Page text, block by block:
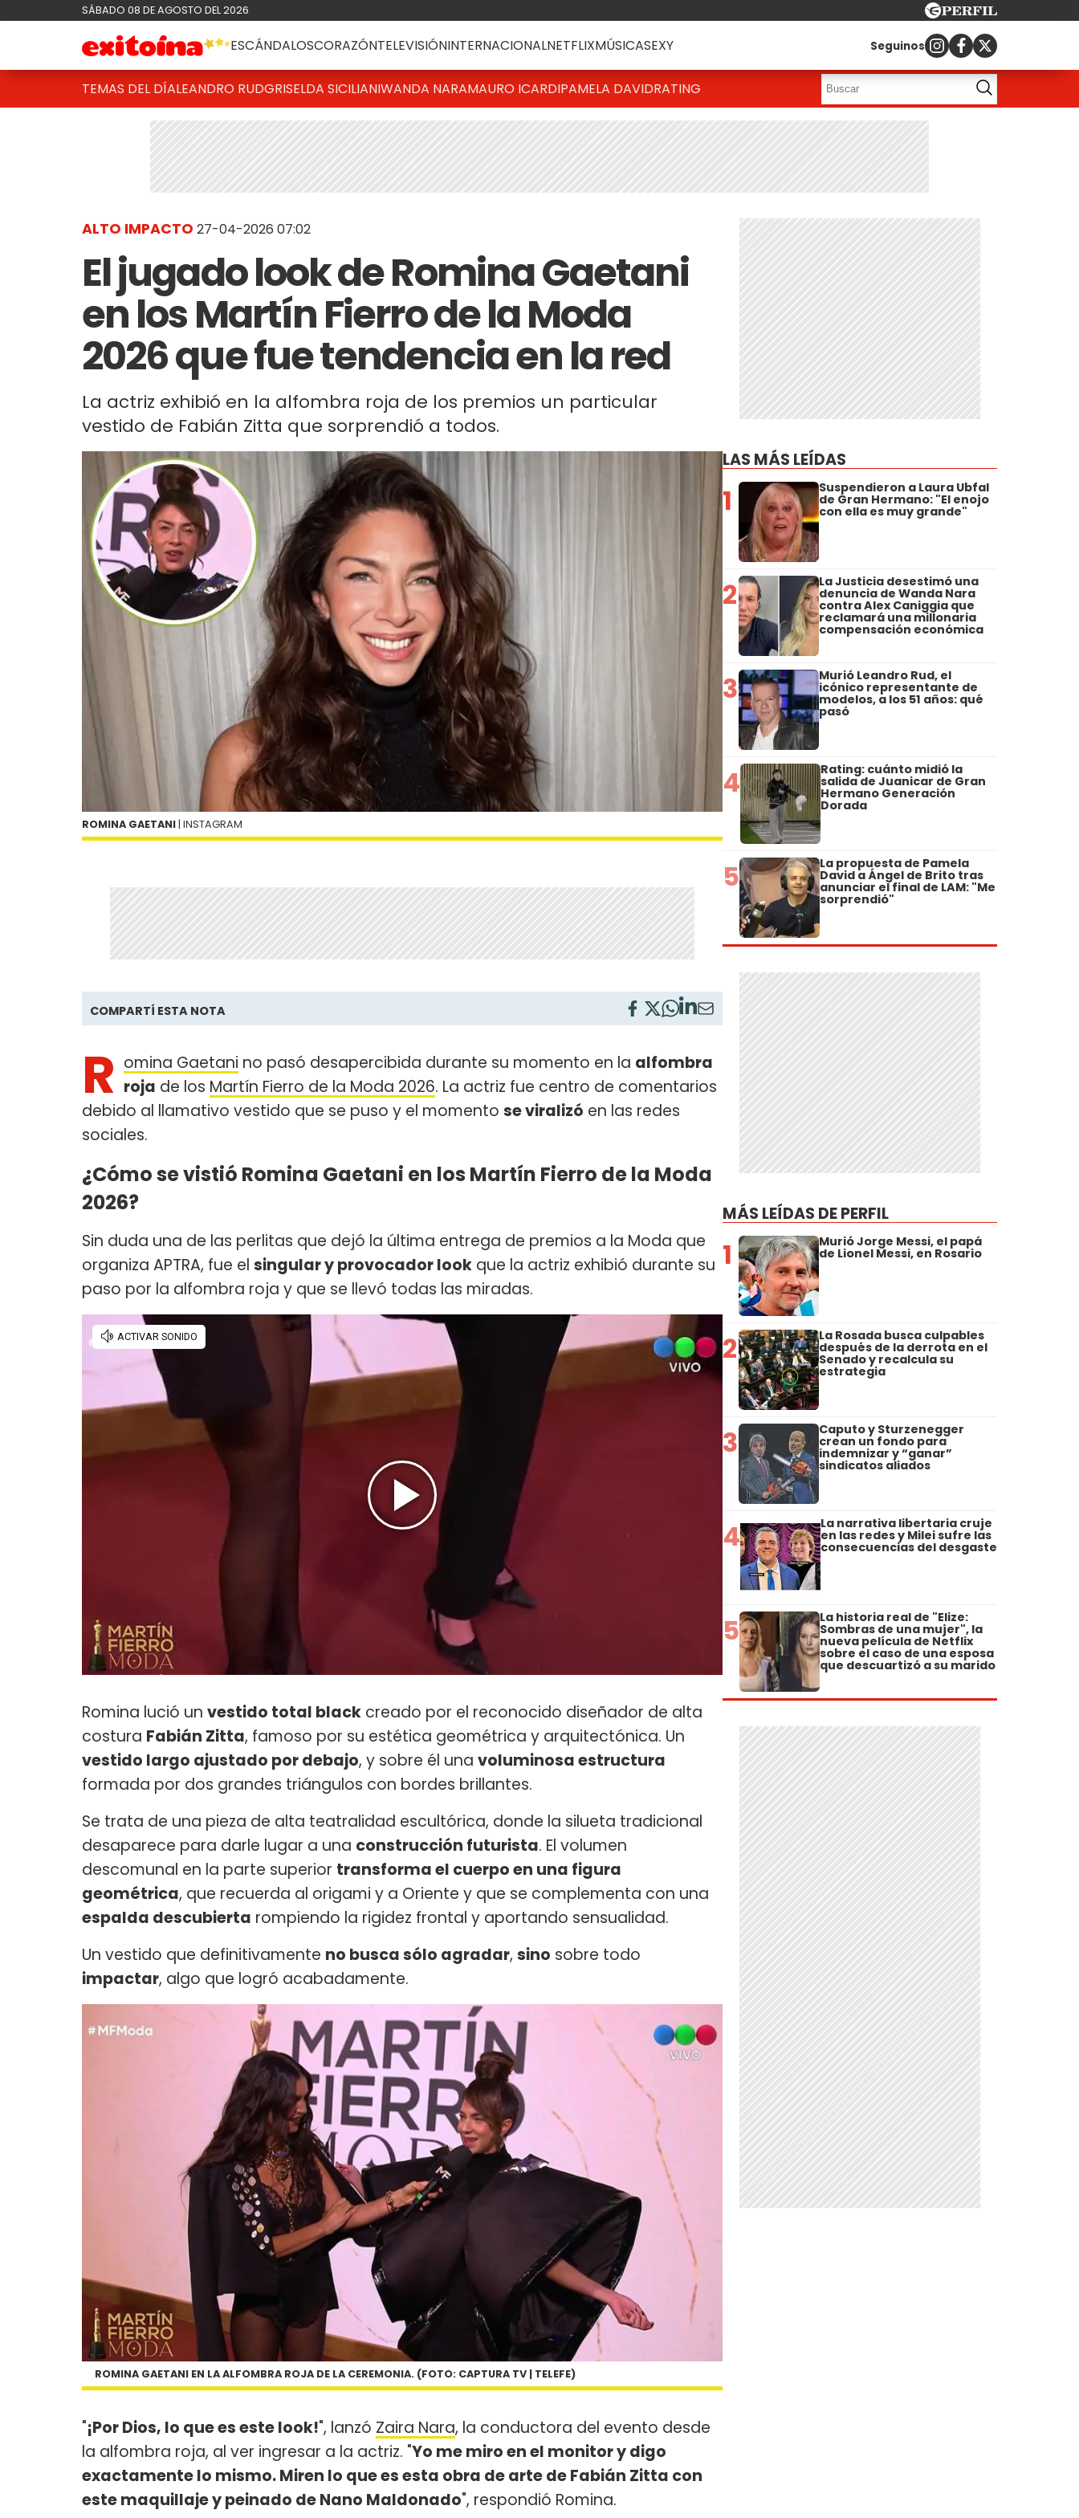
SÁBADO 08 DE AGOSTO DEL 2026
ESCÁNDALOSCORAZÓNTELEVISIÓNINTERNACIONALNETFLIXMÚSICASEXY Seguinos
TEMAS DEL DÍALEANDRO RUDGRISELDA SICILIANIWANDA NARAMAURO ICARDIPAMELA DAVIDRATING
ALTO IMPACTO 27-04-2026 07:02
El jugado look de Romina Gaetani
en los Martín Fierro de la Moda
2026 que fue tendencia en la red
La actriz exhibió en la alfombra roja de los premios un particular
vestido de Fabián Zitta que sorprendió a todos.
ROMINA GAETANI | INSTAGRAM
COMPARTÍ ESTA NOTA
R omina Gaetani no pasó desapercibida durante su momento en la alfombra
roja de los Martín Fierro de la Moda 2026. La actriz fue centro de comentarios
debido al llamativo vestido que se puso y el momento se viralizó en las redes
sociales.
¿Cómo se vistió Romina Gaetani en los Martín Fierro de la Moda
2026?
Sin duda una de las perlitas que dejó la última entrega de premios a la Moda que
organiza APTRA, fue el singular y provocador look que la actriz exhibió durante su
paso por la alfombra roja y que se llevó todas las miradas.
Romina lució un vestido total black creado por el reconocido diseñador de alta
costura Fabián Zitta, famoso por su estética geométrica y arquitectónica. Un
vestido largo ajustado por debajo, y sobre él una voluminosa estructura
formada por dos grandes triángulos con bordes brillantes.
Se trata de una pieza de alta teatralidad escultórica, donde la silueta tradicional
desaparece para darle lugar a una construcción futurista. El volumen
descomunal en la parte superior transforma el cuerpo en una figura
geométrica, que recuerda al origami y a Oriente y que se complementa con una
espalda descubierta rompiendo la rigidez frontal y aportando sensualidad.
Un vestido que definitivamente no busca sólo agradar, sino sobre todo
impactar, algo que logró acabadamente.
ROMINA GAETANI EN LA ALFOMBRA ROJA DE LA CEREMONIA. (FOTO: CAPTURA TV | TELEFE)
"¡Por Dios, lo que es este look!", lanzó Zaira Nara, la conductora del evento desde
la alfombra roja, al ver ingresar a la actriz. "Yo me miro en el monitor y digo
exactamente lo mismo. Miren lo que es esta obra de arte de Fabián Zitta con
este maquillaje y peinado de Nano Maldonado", respondió Romina.
LAS MÁS LEÍDAS
1 Suspendieron a Laura Ubfal
de Gran Hermano: "El enojo
con ella es muy grande"
2 La Justicia desestimó una
denuncia de Wanda Nara
contra Alex Caniggia que
reclamará una millonaria
compensación económica
3 Murió Leandro Rud, el
icónico representante de
modelos, a los 51 años: qué
pasó
4 Rating: cuánto midió la
salida de Juanicar de Gran
Hermano Generación
Dorada
5 La propuesta de Pamela
David a Ángel de Brito tras
anunciar el final de LAM: "Me
sorprendió"
MÁS LEÍDAS DE PERFIL
1 Murió Jorge Messi, el papá
de Lionel Messi, en Rosario
2 La Rosada busca culpables
después de la derrota en el
Senado y recalcula su
estrategia
3 Caputo y Sturzenegger
crean un fondo para
indemnizar y “ganar”
sindicatos aliados
4 La narrativa libertaria cruje
en las redes y Milei sufre las
consecuencias del desgaste
5 La historia real de "Elize:
Sombras de una mujer", la
nueva película de Netflix
sobre el caso de una esposa
que descuartizó a su marido